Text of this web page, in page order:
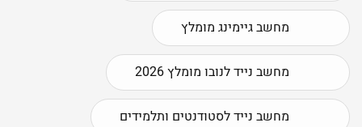
מחשב גיימינג מומלץ
מחשב נייד לנובו מומלץ 2026
מחשב נייד לסטודנטים ותלמידים